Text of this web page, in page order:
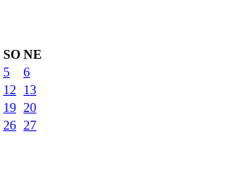
SO NE
5
6
12 13
19 20
26 27